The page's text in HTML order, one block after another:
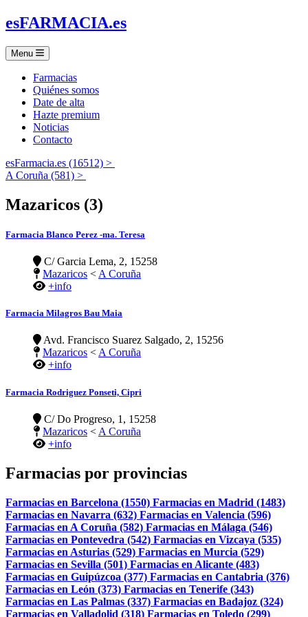
esFARMACIA.es
Menu
Farmacias
Quiénes somos
Date de alta
Hazte premium
Noticias
Contacto
esFarmacia.es (16512) >
A Coruña (581) >
Mazaricos (3)
Farmacia Blanco Perez -ma. Teresa
C/ Garcia Lema, 2, 15258
Mazaricos < A Coruña
+info
Farmacia Milagros Bau Maia
Avd. Francisco Suarez Salgado, 2, 15256
Mazaricos <A Coruña
+info
Farmacia Rodriguez Ponseti, Cipri
C/ Do Progreso, 1, 15258
Mazaricos < A Coruña
+info
Farmacias por provincias
Farmacias en Barcelona (1550) Farmacias en Madrid (1483)
Farmacias en Navarra (632) Farmacias en Valencia (596)
Farmacias en A Coruña (582) Farmacias en Málaga (546)
Farmacias en Pontevedra (542) Farmacias en Vizcaya (535)
Farmacias en Asturias (529) Farmacias en Murcia (529)
Farmacias en Sevilla (501) Farmacias en Alicante (483)
Farmacias en Guipúzcoa (377) Farmacias en Cantabria (376)
Farmacias en León (373) Farmacias en Tenerife (343)
Farmacias en Las Palmas (337) Farmacias en Badajoz (324)
Farmacias en Valladolid (318) Farmacias en Toledo (299)